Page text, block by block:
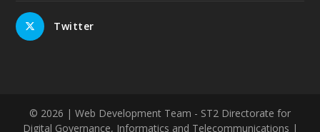
Twitter
© 2026 | Web Development Team - ST2 Directorate for
Digital Governance, Informatics and Telecommunications |